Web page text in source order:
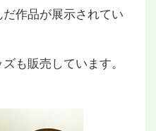
作品が展示されてい
も販売しています。